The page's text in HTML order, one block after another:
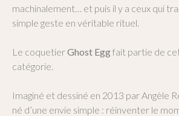
machinalement… et puis il y a ceux qui
simple geste en véritable rituel.
Le coquetierGhost Eggfait partie de
catégorie.
Imaginé et dessiné en 2013 par Angèle
né d’une envie simple : réinventer le